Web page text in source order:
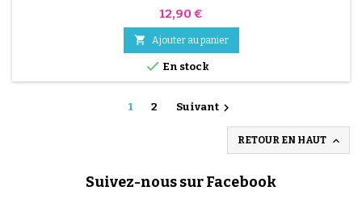
Prix
12,90 €
 Ajouter au panier
 En stock
1 2 Suivant 
RETOUR EN HAUT 
Suivez-nous sur Facebook